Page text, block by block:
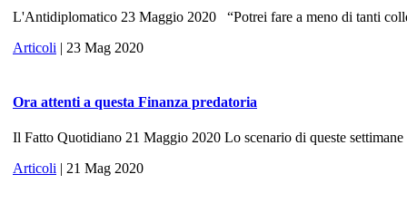
L'Antidiplomatico 23 Maggio 2020 “Potrei fare a meno di tanti
Articoli | 23 Mag 2020
Ora attenti a questa Finanza predatoria
Il Fatto Quotidiano 21 Maggio 2020 Lo scenario di queste
Articoli | 21 Mag 2020